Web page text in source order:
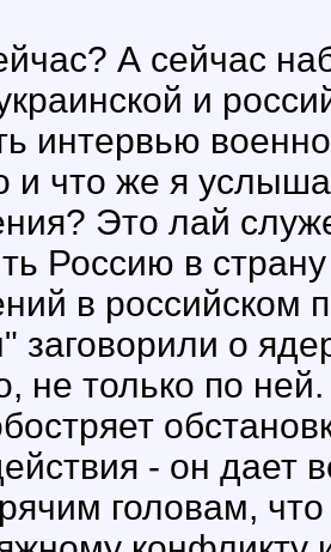
А сейчас
и
интервью
и что же я
Это лай
Россию в
в российском
заговорили о
не только по
- он дает
головам,